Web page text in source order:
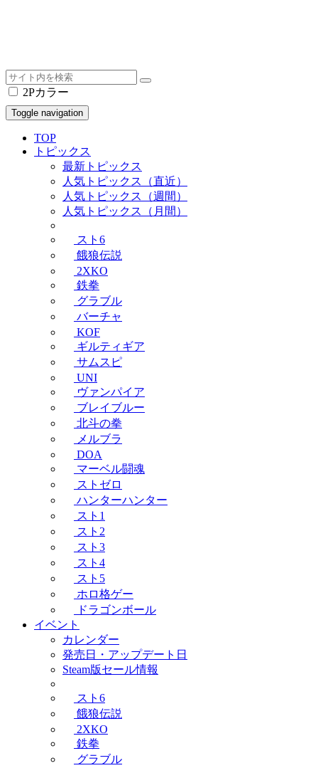
2Pカラー
Toggle navigation
TOP
トピックス
最新トピックス
人気トピックス（直近）
人気トピックス（週間）
人気トピックス（月間）
スト6
餓狼伝説
2XKO
鉄拳
グラブル
バーチャ
KOF
ギルティギア
サムスピ
UNI
ヴァンパイア
ブレイブルー
北斗の拳
メルブラ
DOA
マーベル闘魂
ストゼロ
ハンターハンター
スト1
スト2
スト3
スト4
スト5
ホロ格ゲー
ドラゴンボール
イベント
カレンダー
発売日・アップデート日
Steam版セール情報
スト6
餓狼伝説
2XKO
鉄拳
グラブル